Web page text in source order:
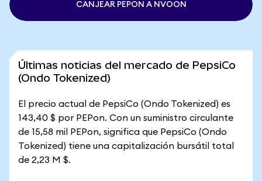
CANJEAR PEPON A NVOON
Últimas noticias del mercado de PepsiCo
(Ondo Tokenized)
El precio actual de PepsiCo (Ondo Tokenized) es
143,40 $ por PEPon. Con un suministro circulante
de 15,58 mil PEPon, significa que PepsiCo (Ondo
Tokenized) tiene una capitalización bursátil total
de 2,23 M $.